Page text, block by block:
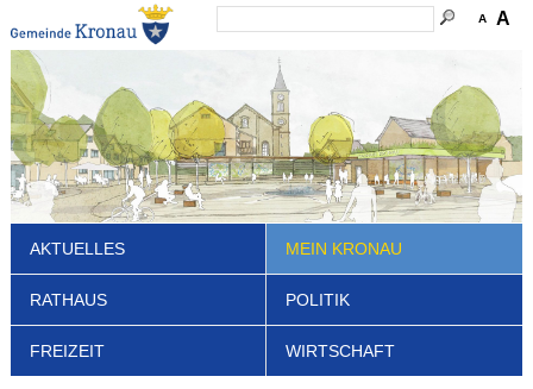
A A
AKTUELLES MEIN KRONAU
RATHAUS POLITIK
FREIZEIT WIRTSCHAFT